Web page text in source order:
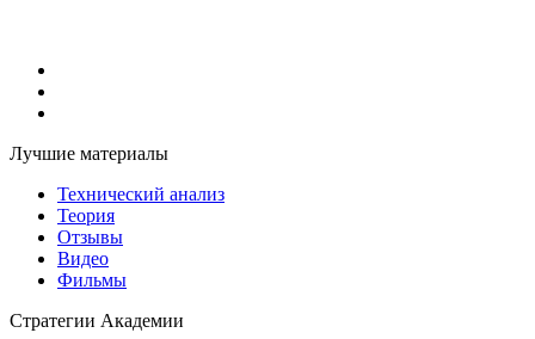
Лучшие материалы
Технический анализ
Теория
Отзывы
Видео
Фильмы
Стратегии Академии